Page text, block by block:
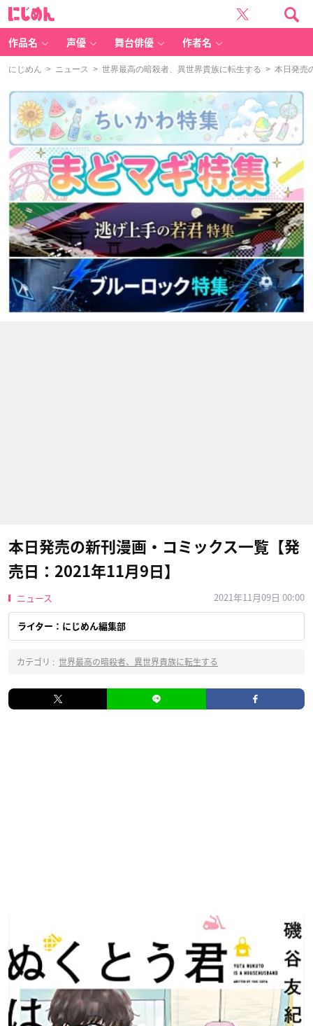
作品名 声優 舞台俳優 作者名
にじめん > ニュース > 世界最高の暗殺者、異世界貴族に転生する > 本日発売
本日発売の新刊漫画・コミックス一覧【発
売日：2021年11月9日】
ニュース 2021年11月09日 00:00
ライター：にじめん編集部
カテゴリ : 世界最高の暗殺者、異世界貴族に転生する